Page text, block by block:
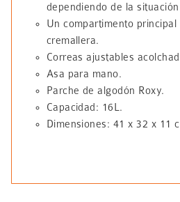
dependiendo de la
Un compartimento principal
cremallera.
Correas ajustables
Asa para mano.
Parche de algodón Roxy.
Capacidad: 16L.
Dimensiones: 41 x 32 x 11